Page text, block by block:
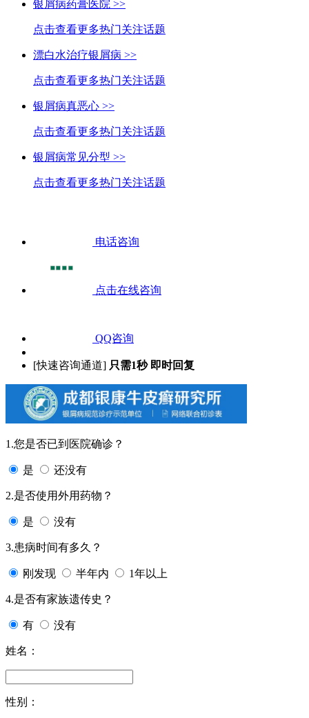
银屑病药膏医院 >>
点击查看更多热门关注话题
漂白水治疗银屑病 >>
点击查看更多热门关注话题
银屑病真恶心 >>
点击查看更多热门关注话题
银屑病常见分型 >>
点击查看更多热门关注话题
电话咨询
点击在线咨询
QQ咨询
[快速咨询通道] 只需1秒 即时回复
1.您是否已到医院确诊？
是 还没有
2.是否使用外用药物？
是 没有
3.患病时间有多久？
刚发现 半年内 1年以上
4.是否有家族遗传史？
有 没有
姓名：
性别：